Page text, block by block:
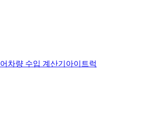
차량 수입 계산기 아이트럭